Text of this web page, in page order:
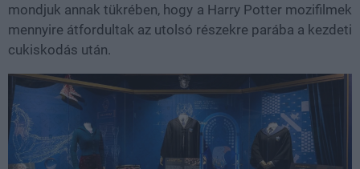
mondjuk annak tükrében, hogy a Harry Potter mozifilmek
mennyire átfordultak az utolsó részekre parába a kezdeti
cukiskodás után.